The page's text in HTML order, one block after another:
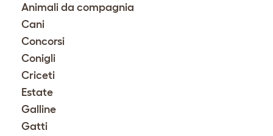
Animali da compagnia
Cani
Concorsi
Conigli
Criceti
Estate
Galline
Gatti